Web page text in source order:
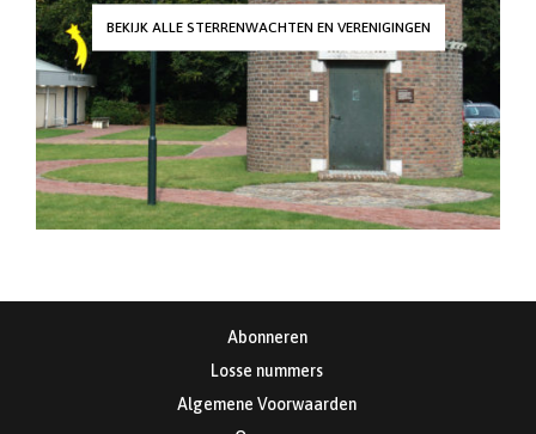
BEKIJK ALLE STERRENWACHTEN EN VERENIGINGEN
Abonneren
Losse nummers
Algemene Voorwaarden